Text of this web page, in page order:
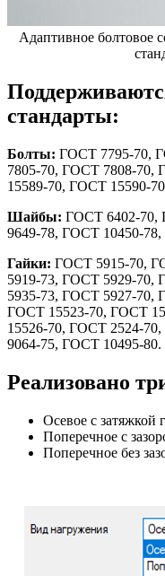
Адаптивное болтовое
стандарты:
Болты: ГОСТ 7795-70,
7805-70, ГОСТ 7808-
15589-70, ГОСТ 15590-
Шайбы: ГОСТ 6402-70,
9649-78, ГОСТ 10450-
Гайки: ГОСТ 5915-70,
5919-73, ГОСТ 5929-
5935-73, ГОСТ 5927-70,
ГОСТ 15523-70, ГОСТ
15526-70, ГОСТ 2524-
9064-75, ГОСТ 10495-80.
Реализовано
Осевое с затяжкой
Поперечное с
Поперечное без